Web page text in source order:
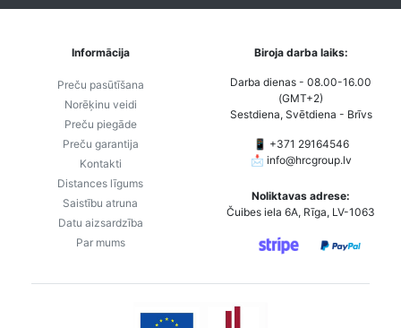
Informācija
Preču pasūtīšana
Norēķinu veidi
Preču piegāde
Preču garantija
Kontakti
Distances līgums
Saistību atruna
Datu aizsardzība
Par mums
Biroja darba laiks:
Darba dienas - 08.00-16.00
(GMT+2)
Sestdiena, Svētdiena - Brīvs
📱 +371 29164546
📩 info@hrcgroup.lv
Noliktavas adrese:
Čuibes iela 6A, Rīga, LV-1063